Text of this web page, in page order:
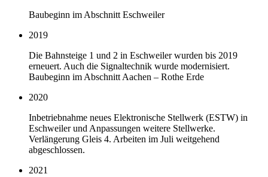
Baubeginn im Abschnitt Eschweiler
2019
Die Bahnsteige 1 und 2 in Eschweiler wurden bis 2019
erneuert. Auch die Signaltechnik wurde modernisiert.
Baubeginn im Abschnitt Aachen – Rothe Erde
2020
Inbetriebnahme neues Elektronische Stellwerk (ESTW) in
Eschweiler und Anpassungen weitere Stellwerke.
Verlängerung Gleis 4. Arbeiten im Juli weitgehend
abgeschlossen.
2021